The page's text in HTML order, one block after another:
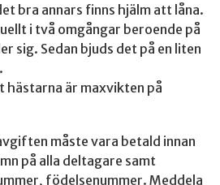
bra annars finns hjälm att låna.
i två omgångar beroende på
sig. Sedan bjuds det på en liten
hästarna är maxvikten på
måste vara betald innan
på alla deltagare samt
födelsenummer. Meddela